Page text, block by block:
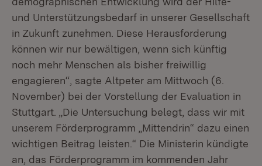
und Unterstützungsbedarf in unserer Gesellschaft
in Zukunft zunehmen. Diese Herausforderung
können wir nur bewältigen, wenn sich künftig
noch mehr Menschen als bisher freiwillig
engagieren“, sagte Altpeter am Mittwoch (6.
November) bei der Vorstellung der Evaluation in
Stuttgart. „Die Untersuchung belegt, dass wir mit
unserem Förderprogramm „Mittendrin“ dazu einen
wichtigen Beitrag leisten.“ Die Ministerin kündigte
an, das Förderprogramm im kommenden Jahr